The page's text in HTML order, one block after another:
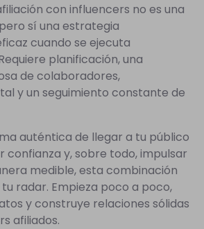
con influencers no es una
sí una estrategia
cuando se ejecuta
planificación, una
de colaboradores,
y un seguimiento constante de
auténtica de llegar a tu público
confianza y, sobre todo, impulsar
medible, esta combinación
radar. Empieza poco a poco,
y construye relaciones sólidas
afiliados.